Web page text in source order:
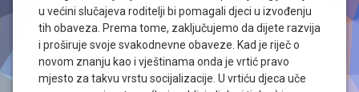
u većini slučajeva roditelji bi pomagali djeci u izvođenju
tih obaveza. Prema tome, zaključujemo da dijete razvija
i proširuje svoje svakodnevne obaveze. Kad je riječ o
novom znanju kao i vještinama onda je vrtić pravo
mjesto za takvu vrstu socijalizacije. U vrtiću djeca uče